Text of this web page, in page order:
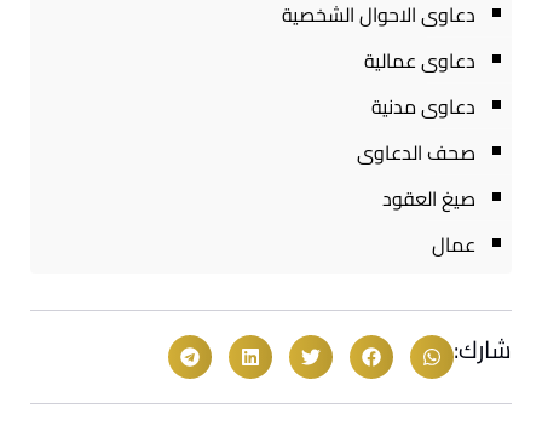
دعاوى الاحوال الشخصية
دعاوى عمالية
دعاوى مدنية
صحف الدعاوى
صيغ العقود
عمال
شارك: